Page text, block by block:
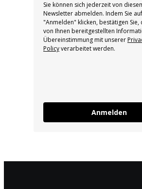
Sie können sich jederzeit von
Newsletter abmelden. Indem Sie auf
"Anmelden" klicken, bestätigen Sie,
von Ihnen bereitgestellten
Übereinstimmung mit unserer
Policyverarbeitet werden.
Anmelden